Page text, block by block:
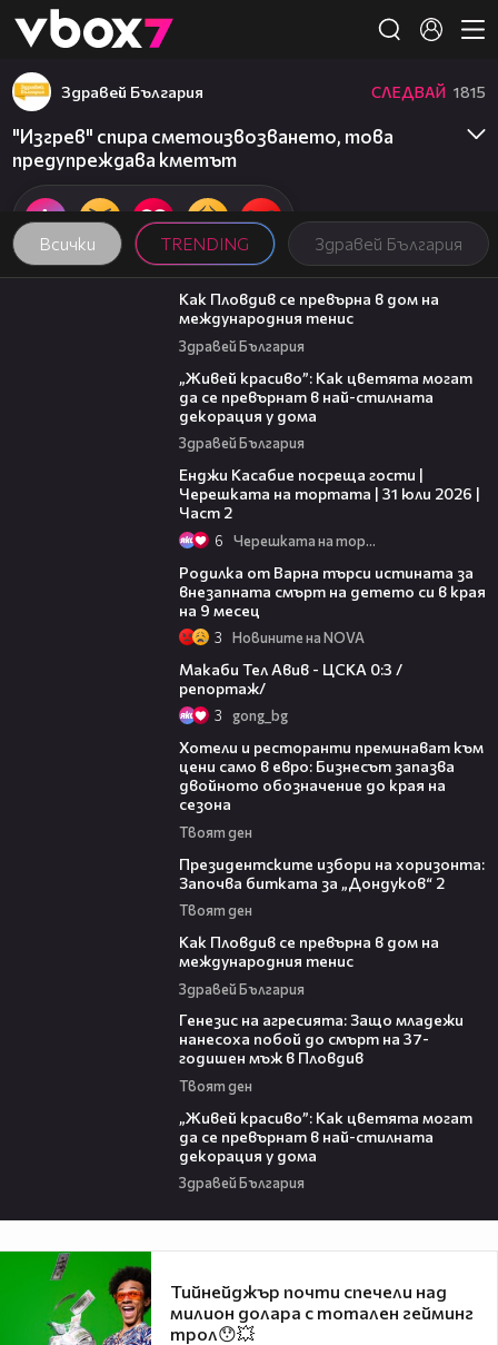
👾
Всички TRENDING Здравей България
Здравей България СЛЕДВАЙ 1815
"Изгрев" спира сметоизвозването, това
предупреждава кметът
03:09
Как Пловдив се превърна в дом на
международния тенис
Здравей България
„Живей красиво”: Как цветята могат
да се превърнат в най-стилната
декорация у дома
Здравей България
Енджи Касабие посреща гости |
Черешката на тортата | 31 юли 2026 |
Част 2
6 Черешката на тортата
Родилка от Варна търси истината за
внезапната смърт на детето си в края
на 9 месец
3 Новините на NOVA
Макаби Тел Авив - ЦСКА 0:3 /
репортаж/
3 gong_bg
Хотели и ресторанти преминават към
цени само в евро: Бизнесът запазва
двойното обозначение до края на
сезона
Твоят ден
Президентските избори на хоризонта:
Започва битката за „Дондуков“ 2
Твоят ден
Как Пловдив се превърна в дом на
международния тенис
Здравей България
Генезис на агресията: Защо младежи
нанесоха побой до смърт на 37-
годишен мъж в Пловдив
Твоят ден
„Живей красиво”: Как цветята могат
да се превърнат в най-стилната
декорация у дома
Здравей България
Тийнейджър почти спечели над
милион долара с тотален гейминг
трол😯💥